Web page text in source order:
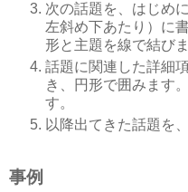
次の話題を、はじめ
左斜め下あたり）に
形と主題を線で結びま
話題に関連した詳細
き、円形で囲みます
す。
以降出てきた話題を
事例